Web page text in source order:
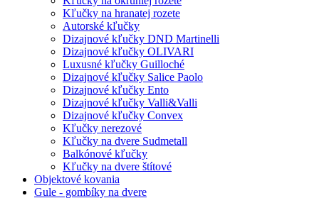
Kľučky na hranatej rozete
Autorské kľučky
Dizajnové kľučky DND Martinelli
Dizajnové kľučky OLIVARI
Luxusné kľučky Guilloché
Dizajnové kľučky Salice Paolo
Dizajnové kľučky Ento
Dizajnové kľučky Valli&Valli
Dizajnové kľučky Convex
Kľučky nerezové
Kľučky na dvere Sudmetall
Balkónové kľučky
Kľučky na dvere štítové
Objektové kovania
Gule - gombíky na dvere